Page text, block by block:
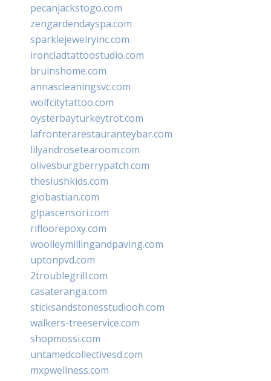
pecanjackstogo.com
zengardendayspa.com
sparklejewelryinc.com
ironcladtattoostudio.com
bruinshome.com
annascleaningsvc.com
wolfcitytattoo.com
oysterbayturkeytrot.com
lafronterarestauranteybar.com
lilyandrosetearoom.com
olivesburgberrypatch.com
theslushkids.com
giobastian.com
glpascensori.com
rifloorepoxy.com
woolleymillingandpaving.com
uptonpvd.com
2troublegrill.com
casateranga.com
sticksandstonesstudiooh.com
walkers-treeservice.com
shopmossi.com
untamedcollectivesd.com
mxpwellness.com